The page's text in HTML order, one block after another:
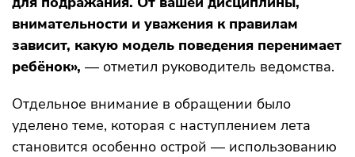
внимательности и уважения к правилам
зависит, какую модель поведения перенимает
ребёнок», — отметил руководитель ведомства.
Отдельное внимание в обращении было
уделено теме, которая с наступлением лета
становится особенно острой — использованию